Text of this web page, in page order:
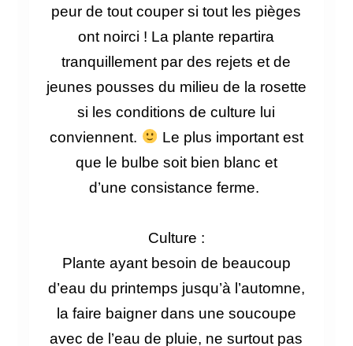
peur de tout couper si tout les pièges
ont noirci ! La plante repartira
tranquillement par des rejets et de
jeunes pousses du milieu de la rosette
si les conditions de culture lui
conviennent.
Le plus important est
que le bulbe soit bien blanc et
d’uneconsistance ferme.
Culture :
Plante ayant besoin de beaucoup
d’eau du printemps jusqu’à l’automne,
la faire baigner dans une soucoupe
avec de l’eau de pluie, ne surtout pas